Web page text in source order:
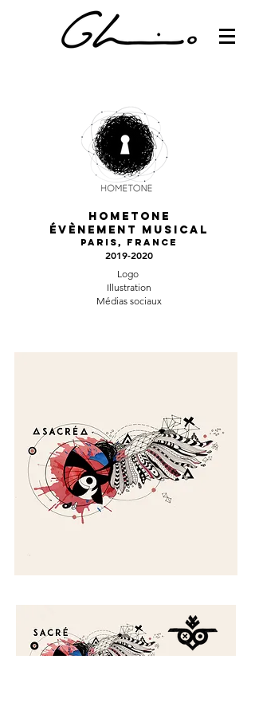
hometone
Évènement musical
Paris, france
2019-2020
Logo
Illustration
Médias sociaux